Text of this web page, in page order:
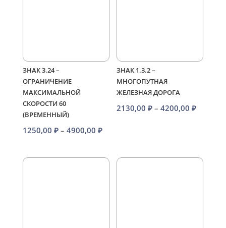
ЗНАК 3.24 –
ОГРАНИЧЕНИЕ
МАКСИМАЛЬНОЙ
СКОРОСТИ 60
(ВРЕМЕННЫЙ)
1250,00 ₽ – 4900,00 ₽Диапазон
1250,00 ₽
ЗНАК 1.3.2 –
МНОГОПУТНАЯ
ЖЕЛЕЗНАЯ ДОРОГА
2130,00₽ – 4200,00₽